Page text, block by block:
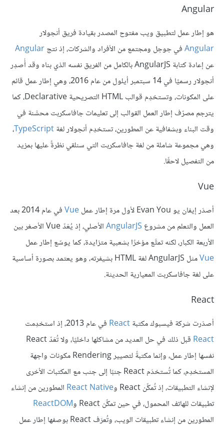
Angular
هو إطار عمل لتطبيق ويب مفتوح المصدر بقيادة فريق أنجولار
Angularفي جوجل ومجتمع من الأفراد والشركات، إذ نتجAngular
عن إعادة كتابة AngularJS بالكامل من الفريق نفسه الذي بناه وقد أُصدِر
أنجولار رسميًا في 14 سبتمبر أيلول من عام 2016، وهي إطار عمل قائم
على المكونات، وتستخدِم قوالب HTML التصريحية Declarative، كما
يترجم مصرّف إطار العمل القوالب إلى تعليمات جافاسكربت محسَّنة في
وقت البناء وبشفافية عن المطورين، تستخدِم أنجولار لغةTypeScript،
وهي مجموعة شاملة من لغة جافاسكربت التي سنلقي نظرةً عليها بمزيد
من التفصيل لاحقًا.
Vue
أصدَر إيفان يو Evan You لأول مرة إطار عمل Vue
في عام 2014 بعد
العمل والتعلم من مشروع AngularJS
الأصلي، إذ يُعَدّ Vue الأصغر بين
الأربعة الكبار، لكنه تمتَّع مؤخرًا بشعبية متزايدة، كما يوسّع إطار عمل
Vue
مثل AngularJS لغة HTML بشيفرته، وهو يعتمد بصورة أساسية
على لغة جافاسكربت المعيارية الحديثة.
React
أصدَرت شركة فيسبوك مكتبةReact في عام 2013، إذ استخدِمت
React
قبل ذلك في حل العديد من مشاكلها داخليًا، ولا تُعَدّ React
نفسها إطار عمل، وإنما مكتبةً لتصيير Rendering مكونات واجهة
المستخدِم، كما تُستخدَم React جنبًا إلى جنب مع المكتبات الأخرى
لإنشاء التطبيقات، إذ تُمكِّن React و
React Native المطورين من إنشاء
تطبيقات للهاتف المحمول، في حين تمكِّن React و
ReactDOM
المطورين من إنشاء تطبيقات الويب، وتُعرَف React بوصفها إطار عمل